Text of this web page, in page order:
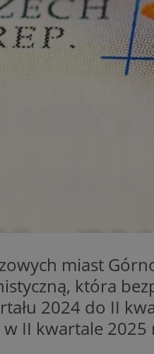
miast
która
2024 do II
w II kwartale
SessID
QeSessID
MvSessID
Nazwa